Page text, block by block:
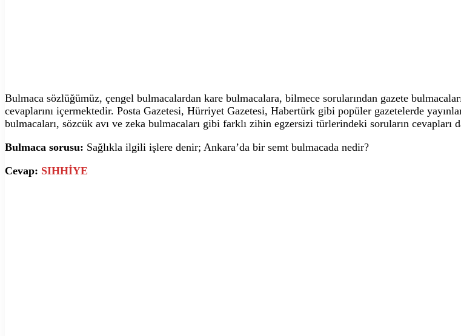
Bulmaca sözlüğümüz, çengel bulmacalardan kare bulmacalara, bilmece sorularından gazete
cevaplarını içermektedir. Posta Gazetesi, Hürriyet Gazetesi, Habertürk gibi popüler gazetelerde
bulmacaları, sözcük avı ve zeka bulmacaları gibi farklı zihin egzersizi türlerindeki soruların cevapları
Bulmaca sorusu: Sağlıkla ilgili işlere denir; Ankara’da bir semt bulmacada nedir?
Cevap: SIHHİYE